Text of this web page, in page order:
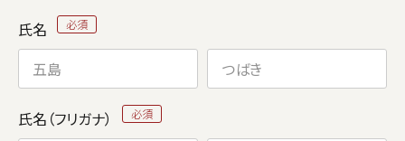
氏名
氏名（フリガナ）